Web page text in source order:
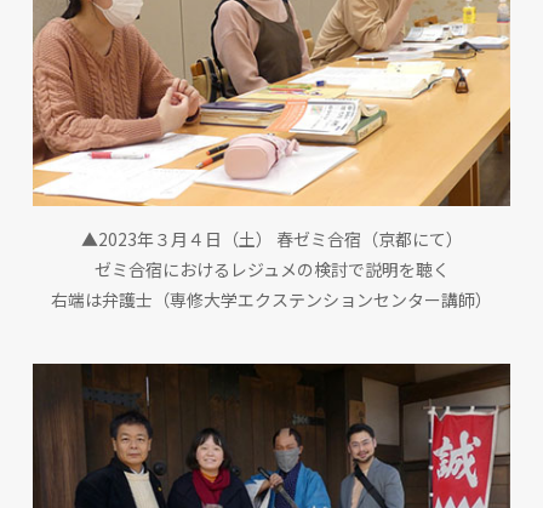
▲2023年３月４日（土） 春ゼミ合宿（京都にて）
ゼミ合宿におけるレジュメの検討で説明を聴く
右端は弁護士（専修大学エクステンションセンター講師）